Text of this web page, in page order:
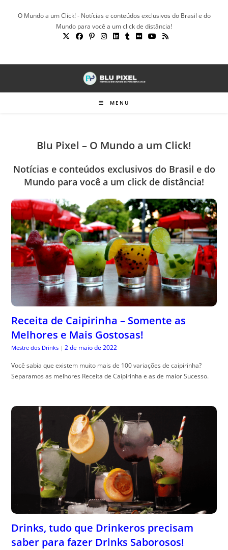
O Mundo a um Click! - Notícias e conteúdos exclusivos do Brasil e do
Mundo para você a um click de distância!
MENU
Blu Pixel – O Mundo a um Click!
Notícias e conteúdos exclusivos do Brasil e do
Mundo para você a um click de distância!
Receita de Caipirinha – Somente as
Melhores e Mais Gostosas!
Mestre dos Drinks | 2 de maio de 2022
Você sabia que existem muito mais de 100 variações de caipirinha?
Separamos as melhores Receita de Caipirinha e as de maior Sucesso.
Drinks, tudo que Drinkeros precisam
saber para fazer Drinks Saborosos!